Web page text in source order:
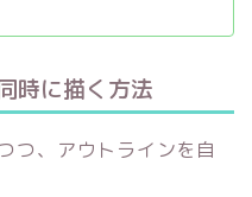
時に描く方法
つ、アウトラインを自